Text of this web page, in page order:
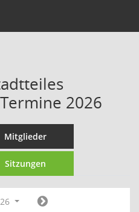
2026
Mitglieder
Sitzungen